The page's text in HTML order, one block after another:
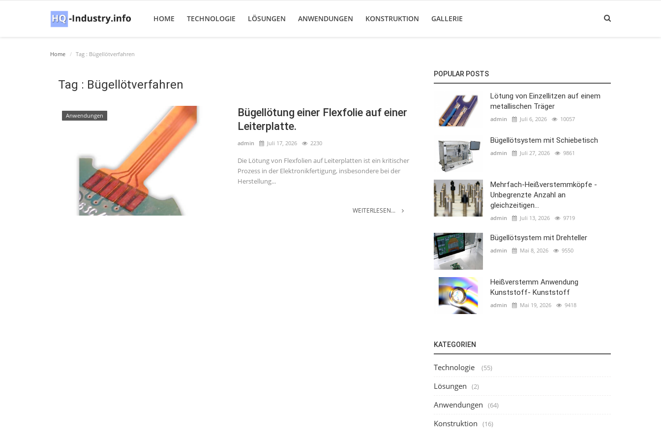
HOME TECHNOLOGIE LÖSUNGEN ANWENDUNGEN KONSTRUKTION GALLERIE
Home Tag : Bügellötverfahren
Tag : Bügellötverfahren
Anwendungen
Bügellötung einer Flexfolie auf einer
Leiterplatte.
admin Juli 17, 2026 2230
Die Lötung von Flexfolien auf Leiterplatten ist ein kritischer
Prozess in der Elektronikfertigung, insbesondere bei der
Herstellung...
WEITERLESEN...
POPULAR POSTS
Lötung von Einzellitzen auf einem
metallischen Träger
admin Juli 6, 2026 10057
Bügellötsystem mit Schiebetisch
admin Juli 27, 2026 9861
Mehrfach-Heißverstemmköpfe -
Unbegrenzte Anzahl an
gleichzeitigen...
admin Juli 13, 2026 9719
Bügellötsystem mit Drehteller
admin Mai 8, 2026 9550
Heißverstemm Anwendung
Kunststoff- Kunststoff
admin Mai 19, 2026 9418
KATEGORIEN
Technologie (55)
Lösungen (2)
Anwendungen (64)
Konstruktion (16)